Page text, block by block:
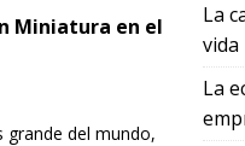
Miniatura en el
grande del mundo,
La
vida
La